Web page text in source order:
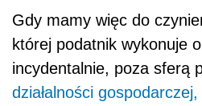
Gdy mamy więc do
której podatnik wykonuje
incydentalnie, poza sferą
działalności gospodarczej,